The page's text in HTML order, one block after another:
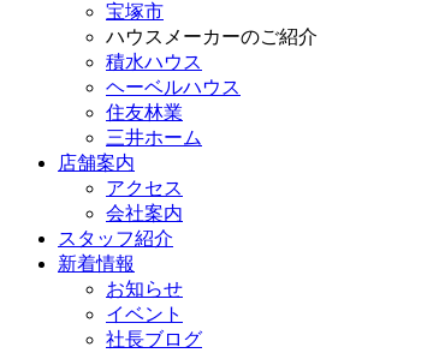
宝塚市
ハウスメーカーのご紹介
積水ハウス
ヘーベルハウス
住友林業
三井ホーム
店舗案内
アクセス
会社案内
スタッフ紹介
新着情報
お知らせ
イベント
社長ブログ